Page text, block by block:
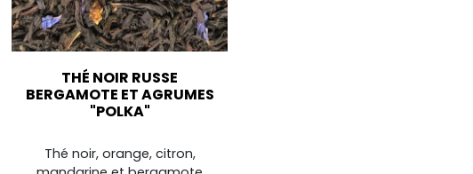
THÉ NOIR RUSSE
BERGAMOTE ET AGRUMES
"POLKA"
Thé noir, orange, citron,